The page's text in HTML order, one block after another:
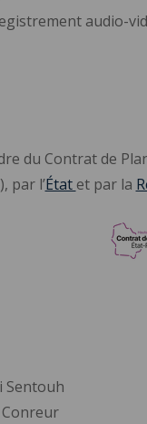
audio-
du Contrat de
), par l’État et par la
Sentouh